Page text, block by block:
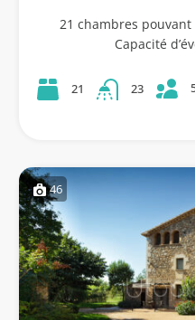
21 chambres
Capacité
21 23
46